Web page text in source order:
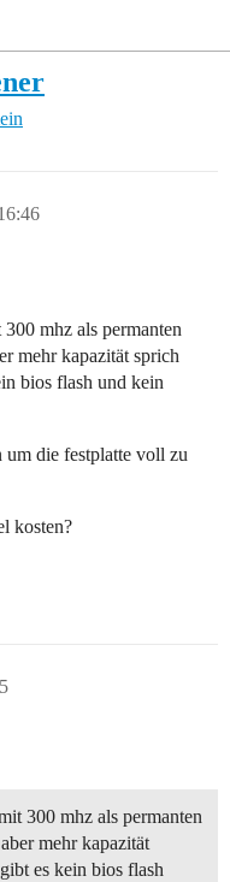
mhz als permanten
mehr kapazität sprich
bios flash und kein
die festplatte voll zu
kosten?
300 mhz als permanten
mehr kapazität
es kein bios flash